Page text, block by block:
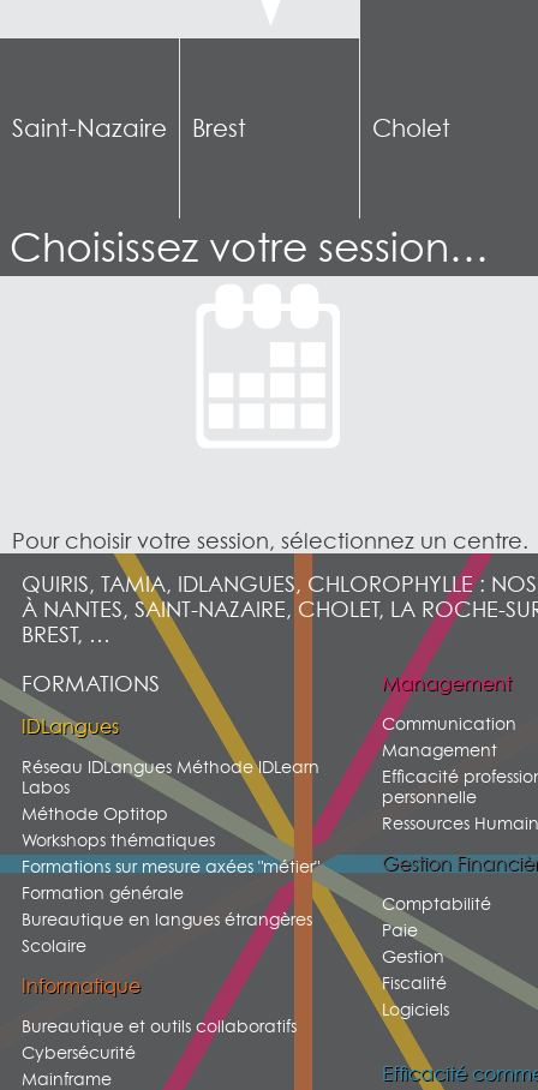
Saint-Nazaire Brest Cholet
Choisissez votre session…
Pour choisir votre session, sélectionnez un centre.
QUIRIS, TAMIA, IDLANGUES, CHLOROPHYLLE :
À NANTES, SAINT-NAZAIRE, CHOLET, LA ROCHE-
BREST, …
FORMATIONS
IDLangues
Réseau IDLangues Méthode IDLearn
Labos
Méthode Optitop
Workshops thématiques
Formations sur mesure axées "métier"
Formation générale
Bureautique en langues étrangères
Scolaire
Informatique
Bureautique et outils collaboratifs
Cybersécurité
Mainframe
Management
Communication
Management
Efficacité
personnelle
Ressources
Gestion
Comptabilité
Paie
Gestion
Fiscalité
Logiciels
Efficacité